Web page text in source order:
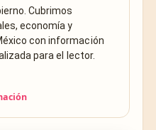
Cubrimos
economía y
con información
para el lector.